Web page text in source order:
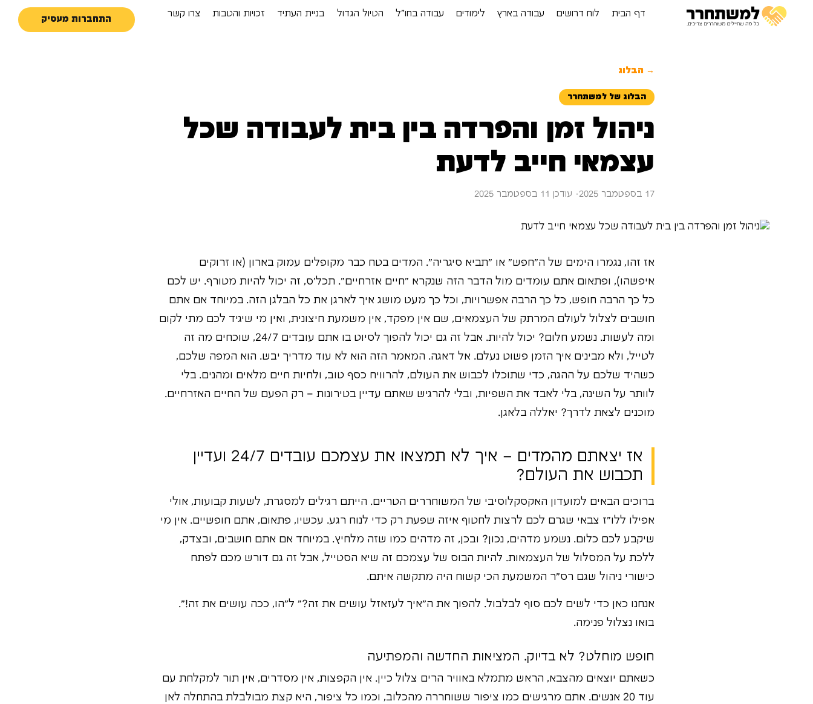
דף הבית לוח דרושים עבודה בארץ לימודים עבודה בחו”ל הטיול הגדול בניית העתיד זכויות והטבות צרו קשר
התחברות מעסיק
→ הבלוג
הבלוג של למשתחרר
ניהול זמן והפרדה בין בית לעבודה שכל
עצמאי חייב לדעת
17 בספטמבר 2025 · עודכן 11 בספטמבר 2025
אז זהו, נגמרו הימים של ה"חפש" או "תביא סיגריה". המדים בטח כבר מקופלים עמוק בארון (או זרוקים
איפשהו), ופתאום אתם עומדים מול הדבר הזה שנקרא "חיים אזרחיים". תכל'ס, זה יכול להיות מטורף. יש לכם
כל כך הרבה חופש, כל כך הרבה אפשרויות, וכל כך מעט מושג איך לארגן את כל הבלגן הזה. במיוחד אם אתם
חושבים לצלול לעולם המרתק של העצמאים, שם אין מפקד, אין משמעת חיצונית, ואין מי שיגיד לכם מתי לקום
ומה לעשות. נשמע חלום? יכול להיות. אבל זה גם יכול להפוך לסיוט בו אתם עובדים 24/7, שוכחים מה זה
לטייל, ולא מבינים איך הזמן פשוט נעלם. אל דאגה. המאמר הזה הוא לא עוד מדריך יבש. הוא המפה שלכם,
כשהיד שלכם על ההגה, כדי שתוכלו לכבוש את העולם, להרוויח כסף טוב, ולחיות חיים מלאים ומהנים. בלי
לוותר על השינה, בלי לאבד את השפיות, ובלי להרגיש שאתם עדיין בטירונות – רק הפעם של החיים האזרחיים.
מוכנים לצאת לדרך? יאללה בלאגן.
אז יצאתם מהמדים – איך לא תמצאו את עצמכם עובדים 24/7 ועדיין
תכבוש את העולם?
ברוכים הבאים למועדון האקסקלוסיבי של המשוחררים הטריים. הייתם רגילים למסגרת, לשעות קבועות, אולי
אפילו ללו"ז צבאי שגרם לכם לרצות לחטוף איזה שפעת רק כדי לנוח רגע. עכשיו, פתאום, אתם חופשיים. אין מי
שיקבע לכם כלום. נשמע מדהים, נכון? ובכן, זה מדהים כמו שזה מלחיץ. במיוחד אם אתם חושבים, ובצדק,
ללכת על המסלול של העצמאות. להיות הבוס של עצמכם זה שיא הסטייל, אבל זה גם דורש מכם לפתח
כישורי ניהול שגם רס"ר המשמעת הכי קשוח היה מתקשה איתם.
אנחנו כאן כדי לשים לכם סוף לבלבול. להפוך את ה"איך לעזאזל עושים את זה?" ל"הו, ככה עושים את זה!".
בואו נצלול פנימה.
חופש מוחלט? לא בדיוק. המציאות החדשה והמפתיעה
כשאתם יוצאים מהצבא, הראש מתמלא באוויר הרים צלול כיין. אין הקפצות, אין מסדרים, אין תור למקלחת עם
עוד 20 אנשים. אתם מרגישים כמו ציפור ששוחררה מהכלוב, וכמו כל ציפור, היא קצת מבולבלת בהתחלה לאן